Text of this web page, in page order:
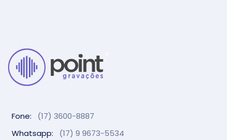
Fone:
(17) 3600-8887
Whatsapp:
(17) 9 9673-5534